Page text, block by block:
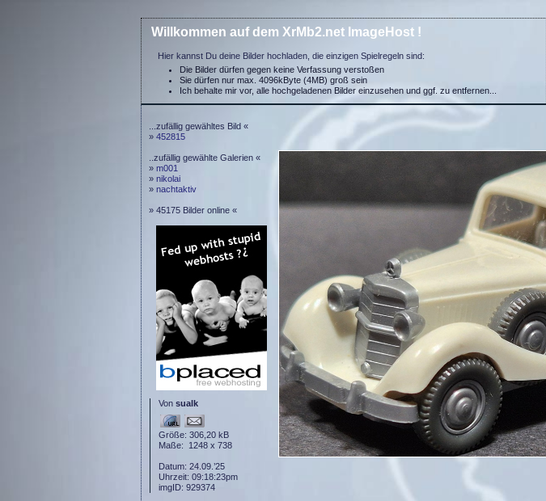
Willkommen auf dem XrMb2.net ImageHost !
Hier kannst Du deine Bilder hochladen, die einzigen Spielregeln sind:
Die Bilder dürfen gegen keine Verfassung verstoßen
Sie dürfen nur max. 4096kByte (4MB) groß sein
Ich behalte mir vor, alle hochgeladenen Bilder einzusehen und ggf. zu entfernen...
...zufällig gewähltes Bild «
» 452815
..zufällig gewählte Galerien «
» m001
» nikolai
» nachtaktiv
» 45175 Bilder online «
Von sualk
Größe: 306,20 kB
Maße: 1248 x 738
Datum: 24.09.’25
Uhrzeit: 09:18:23pm
imgID: 929374